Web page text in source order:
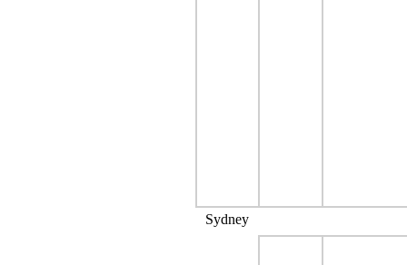
Sydney